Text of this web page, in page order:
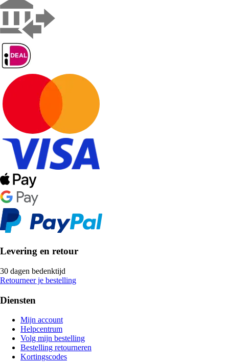
Levering en retour
30 dagen bedenktijd
Retourneer je bestelling
Diensten
Mijn account
Helpcentrum
Volg mijn bestelling
Bestelling retourneren
Kortingscodes